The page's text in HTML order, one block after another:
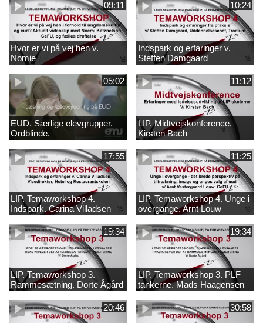
09:11
Hvor er vi på vej hen v.
Nomie
10:24
Indspark og erfaringer v.
Steffen Damgaard
05:02
EUD. Særlige elevgrupper.
Ordblinde.
11:12
LIP. Midtvejskonference.
Kirsten Bach
17:55
LIP. Temaworkshop 4.
Indspark. Carina Villadsen
11:25
LIP. Temaworkshop 4. Unge i
overgange. Arnt Louw
19:34
LIP. Temaworkshop 3.
Rammesætning. Dorte Ågård
19:34
LIP. Temaworkshop 3. PLF
tankerne. Mads Haagensen
20:46 30:58